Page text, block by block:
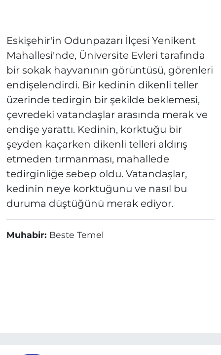
Eskişehir'in Odunpazarı İlçesi Yenikent
Mahallesi'nde, Üniversite Evleri tarafında
bir sokak hayvanının görüntüsü, görenleri
endişelendirdi. Bir kedinin dikenli teller
üzerinde tedirgin bir şekilde beklemesi,
çevredeki vatandaşlar arasında merak ve
endişe yarattı. Kedinin, korktuğu bir
şeyden kaçarken dikenli telleri aldırış
etmeden tırmanması, mahallede
tedirginliğe sebep oldu. Vatandaşlar,
kedinin neye korktuğunu ve nasıl bu
duruma düştüğünü merak ediyor.
Muhabir: Beste Temel